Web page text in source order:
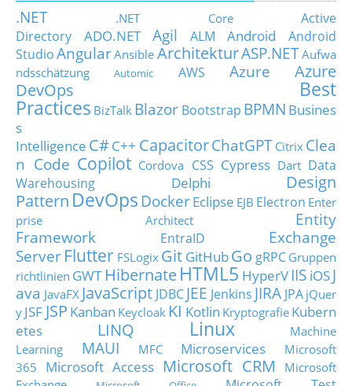
.NET .NET Core
Active
Directory
ADO.NET Agil ALM Android
Android
StudioAngularAnsible ArchitekturASP.NETAufwa
ndsschätzung
Automic AWS Azure
Azure
DevOps
Best
Practices BizTalk Blazor Bootstrap BPMN Busines
s
Intelligence C#C++ CapacitorChatGPT Citrix Clea
n Code Copilot Cordova CSS Cypress Dart Data
Warehousing
Delphi
Design
Pattern DevOps DockerEclipse EJB Electron Enter
prise Architect
Entity
Framework
EntraID
Exchange
Server Flutter FSLogix Git GitHubGo gRPC Gruppen
richtlinien GWT HibernateHTML5 HyperVIIS iOSJ
ava JavaFX JavaScript JDBC JEE Jenkins JIRA JPA jQuer
y JSF JSP Kanban Keycloak KI Kotlin Kryptografie Kubern
etes
LINQ Linux
Machine
Learning
MAUI MFC Microservices
Microsoft
365
Microsoft Access Microsoft CRM
Microsoft